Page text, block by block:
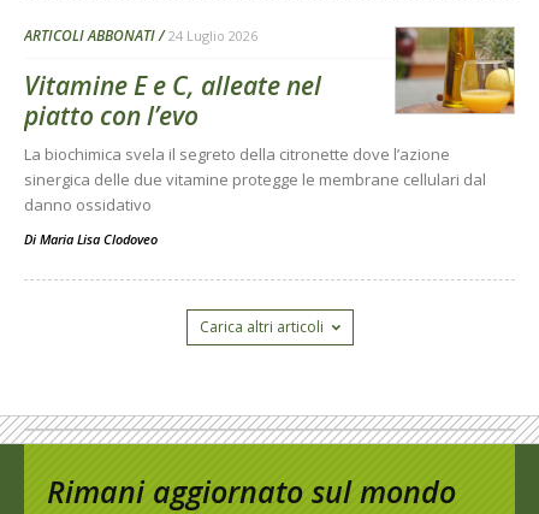
ARTICOLI ABBONATI 24 Luglio 2026
Vitamine E e C, alleate nel
piatto con l’evo
La biochimica svela il segreto della citronette dove l’azione
sinergica delle due vitamine protegge le membrane cellulari dal
danno ossidativo
Di Maria Lisa Clodoveo
Carica altri articoli
Rimani aggiornato sul mondo